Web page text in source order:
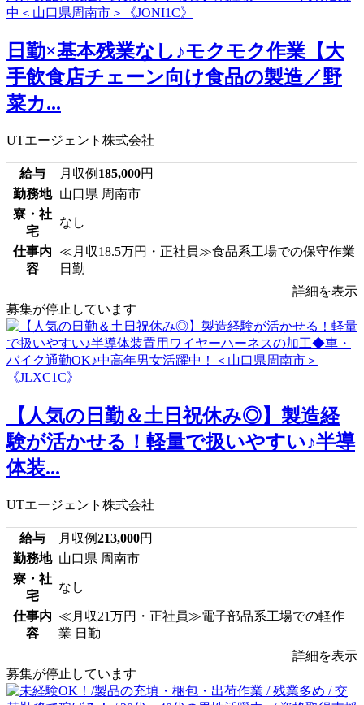
日勤×基本残業なし♪モクモク作業【大
手飲食店チェーン向け食品の製造／野
菜カ...
UTエージェント株式会社
給与 月収例 185,000円
勤務地 山口県 周南市
寮・社
宅
なし
仕事内
容
≪月収18.5万円・正社員≫食品系工場での保守作業
日勤
詳細を表示
募集が停止しています
【人気の日勤＆土日祝休み◎】製造経
験が活かせる！軽量で扱いやすい♪半導
体装...
UTエージェント株式会社
給与 月収例213,000円
勤務地 山口県 周南市
寮・社
宅
なし
仕事内
容
≪月収21万円・正社員≫電子部品系工場での軽作
業 日勤
詳細を表示
募集が停止しています